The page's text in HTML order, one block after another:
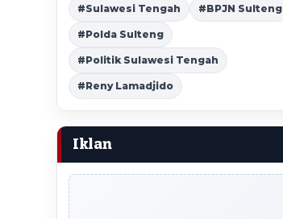
#Sulawesi Tengah #BPJN Sulteng
#Polda Sulteng
#Politik Sulawesi Tengah
#Reny Lamadjido
Iklan